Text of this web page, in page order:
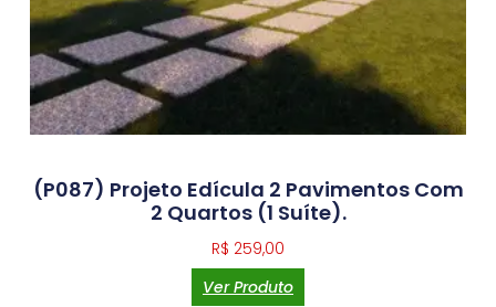
(P087) Projeto Edícula 2 Pavimentos Com
2 Quartos (1 Suíte).
R$ 259,00
Ver Produto